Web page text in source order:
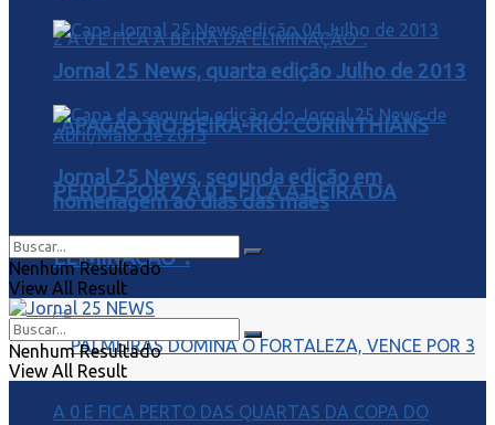
“APAGÃO NO BEIRA-RIO: CORINTHIANS
PERDE POR 2 A 0 E FICA À BEIRA DA
ELIMINAÇÃO”.
Jornal 25 News, quarta edição Julho de 2013
Jornal 25 News, segunda edição em
homenagem ao dias das mães
Nenhum Resultado
View All Result
Nenhum Resultado
View All Result